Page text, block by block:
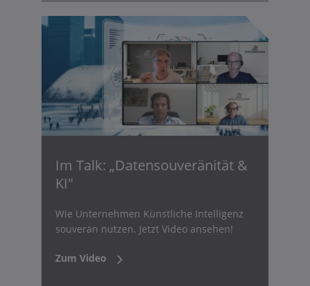
Im Talk: „Datensouveränität &
KI"
Wie Unternehmen Künstliche Intelligenz
souverän nutzen. Jetzt Video ansehen!
Zum Video